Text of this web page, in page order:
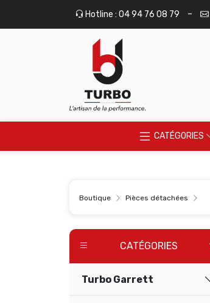
Hotline : 04 94 76 08 79 -
CATÉGORIES
Boutique Pièces détachées
CATÉGORIES
Turbo Garrett
Panneau de gestion des cookies